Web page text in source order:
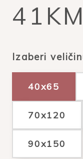
41KM
Izaberi
40x65
70x120
90x150